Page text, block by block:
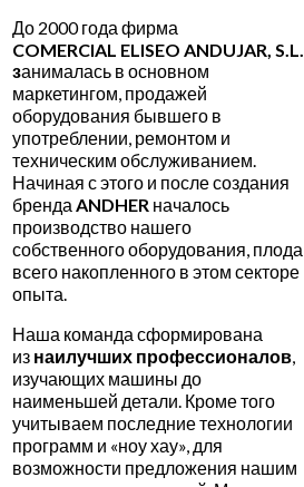
До 2000 года фирма
COMERCIAL ELISEO ANDUJAR, S.L.
занималась в основном
маркетингом, продажей
оборудования бывшего в
употреблении, ремонтом и
техническим обслуживанием.
Начиная с этого и после создания
бренда ANDHER началось
производство нашего
собственного оборудования, плода
всего накопленного в этом секторе
опыта.
Наша команда сформирована
из наилучших профессионалов,
изучающих машины до
наименьшей детали. Кроме того
учитываем последние технологии
программ и «ноу хау», для
возможности предложения нашим